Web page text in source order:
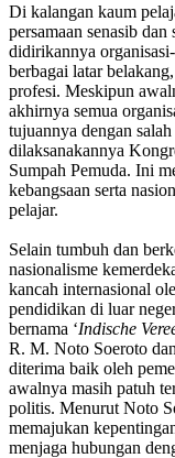
Di kalangan kaum
persamaan senasib
didirikannya
berbagai latar
profesi. Meskipun
akhirnya semua
tujuannya dengan
dilaksanakannya
Sumpah Pemuda. Ini
kebangsaan serta
pelajar.
Selain tumbuh dan
nasionalisme
kancah internasional
pendidikan di luar
bernama ‘Indische
R. M. Noto Soeroto
diterima baik oleh
awalnya masih patuh
politis. Menurut Noto
memajukan
menjaga hubungan